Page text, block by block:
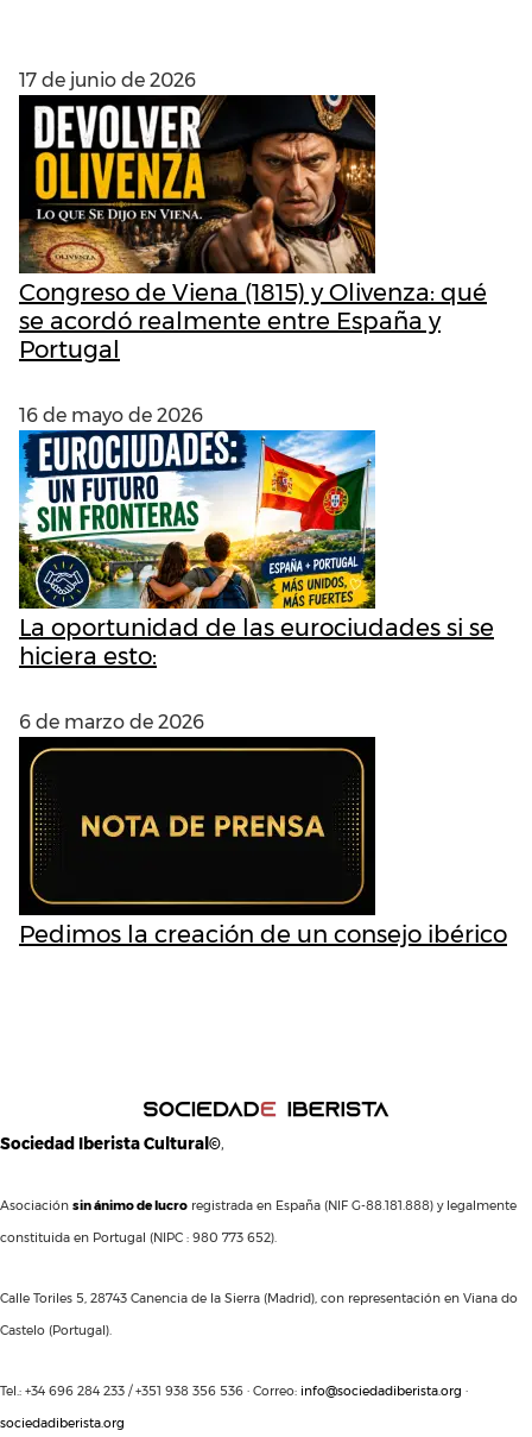
17 de junio de 2026
Congreso de Viena (1815) y Olivenza: qué
se acordó realmente entre España y
Portugal
16 de mayo de 2026
La oportunidad de las eurociudades si se
hiciera esto:
6 de marzo de 2026
Pedimos la creación de un consejo ibérico
Sociedad Iberista Cultural©,
Asociación sin ánimo de lucro registrada en España (NIF G-88.181.888) y legalmente
constituida en Portugal (NIPC : 980 773 652).
Calle Toriles 5, 28743 Canencia de la Sierra (Madrid), con representación en Viana do
Castelo (Portugal).
Tel.: +34 696 284 233 / +351 938 356 536 · Correo: info@sociedadiberista.org ·
sociedadiberista.org